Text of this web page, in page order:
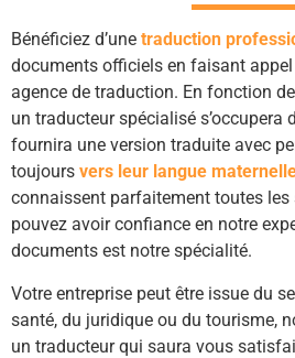
Bénéficiez d’une traduction
documents officiels en faisant
agence de traduction. En fonction
un traducteur spécialisé s’occupera
fournira une version traduite avec
toujours vers leur langue
connaissent parfaitement toutes les
pouvez avoir confiance en notre
documents est notre spécialité.
Votre entreprise peut être issue du
santé, du juridique ou du tourisme,
un traducteur qui saura vous